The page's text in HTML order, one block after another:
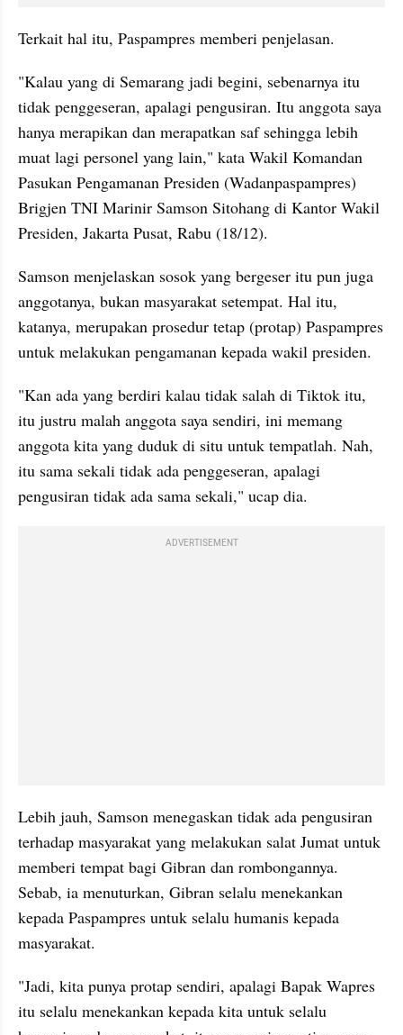
Terkait hal itu, Paspampres memberi penjelasan.
"Kalau yang di Semarang jadi begini, sebenarnya itu
tidak penggeseran, apalagi pengusiran. Itu anggota saya
hanya merapikan dan merapatkan saf sehingga lebih
muat lagi personel yang lain," kata Wakil Komandan
Pasukan Pengamanan Presiden (Wadanpaspampres)
Brigjen TNI Marinir Samson Sitohang di Kantor Wakil
Presiden, Jakarta Pusat, Rabu (18/12).
Samson menjelaskan sosok yang bergeser itu pun juga
anggotanya, bukan masyarakat setempat. Hal itu,
katanya, merupakan prosedur tetap (protap) Paspampres
untuk melakukan pengamanan kepada wakil presiden.
"Kan ada yang berdiri kalau tidak salah di Tiktok itu,
itu justru malah anggota saya sendiri, ini memang
anggota kita yang duduk di situ untuk tempatlah. Nah,
itu sama sekali tidak ada penggeseran, apalagi
pengusiran tidak ada sama sekali," ucap dia.
ADVERTISEMENT
Lebih jauh, Samson menegaskan tidak ada pengusiran
terhadap masyarakat yang melakukan salat Jumat untuk
memberi tempat bagi Gibran dan rombongannya.
Sebab, ia menuturkan, Gibran selalu menekankan
kepada Paspampres untuk selalu humanis kepada
masyarakat.
"Jadi, kita punya protap sendiri, apalagi Bapak Wapres
itu selalu menekankan kepada kita untuk selalu